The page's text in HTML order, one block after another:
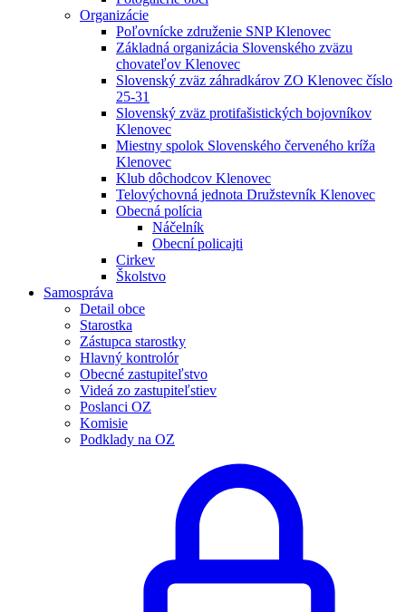
Organizácie
Poľovnícke združenie SNP Klenovec
Základná organizácia Slovenského zväzu
chovateľov Klenovec
Slovenský zväz záhradkárov ZO Klenovec číslo
25-31
Slovenský zväz protifašistických bojovníkov
Klenovec
Miestny spolok Slovenského červeného kríža
Klenovec
Klub dôchodcov Klenovec
Telovýchovná jednota Družstevník Klenovec
Obecná polícia
Náčelník
Obecní policajti
Cirkev
Školstvo
Samospráva
Detail obce
Starostka
Zástupca starostky
Hlavný kontrolór
Obecné zastupiteľstvo
Videá zo zastupiteľstiev
Poslanci OZ
Komisie
Podklady na OZ